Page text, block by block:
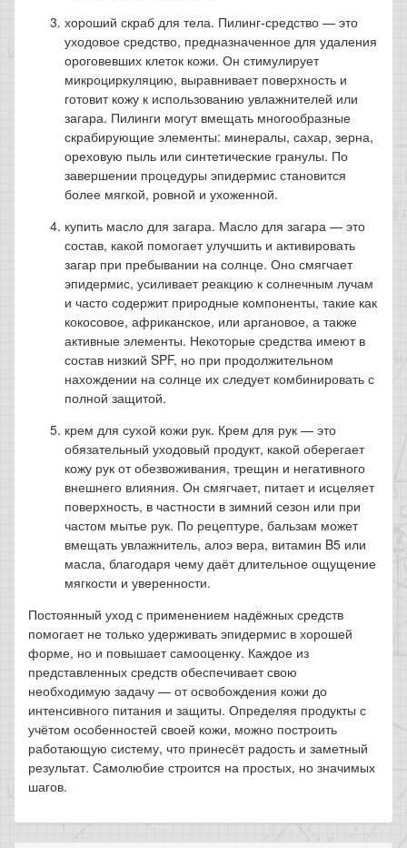
хороший скраб для тела. Пилинг-средство — это
уходовое средство, предназначенное для удаления
ороговевших клеток кожи. Он стимулирует
микроциркуляцию, выравнивает поверхность и
готовит кожу к использованию увлажнителей или
загара. Пилинги могут вмещать многообразные
скрабирующие элементы: минералы, сахар, зерна,
ореховую пыль или синтетические гранулы. По
завершении процедуры эпидермис становится
более мягкой, ровной и ухоженной.
купить масло для загара. Масло для загара — это
состав, какой помогает улучшить и активировать
загар при пребывании на солнце. Оно смягчает
эпидермис, усиливает реакцию к солнечным лучам
и часто содержит природные компоненты, такие как
кокосовое, африканское, или аргановое, а также
активные элементы. Некоторые средства имеют в
состав низкий SPF, но при продолжительном
нахождении на солнце их следует комбинировать с
полной защитой.
крем для сухой кожи рук. Крем для рук — это
обязательный уходовый продукт, какой оберегает
кожу рук от обезвоживания, трещин и негативного
внешнего влияния. Он смягчает, питает и исцеляет
поверхность, в частности в зимний сезон или при
частом мытье рук. По рецептуре, бальзам может
вмещать увлажнитель, алоэ вера, витамин B5 или
масла, благодаря чему даёт длительное ощущение
мягкости и уверенности.
Постоянный уход с применением надёжных средств
помогает не только удерживать эпидермис в хорошей
форме, но и повышает самооценку. Каждое из
представленных средств обеспечивает свою
необходимую задачу — от освобождения кожи до
интенсивного питания и защиты. Определяя продукты с
учётом особенностей своей кожи, можно построить
работающую систему, что принесёт радость и заметный
результат. Самолюбие строится на простых, но значимых
шагов.